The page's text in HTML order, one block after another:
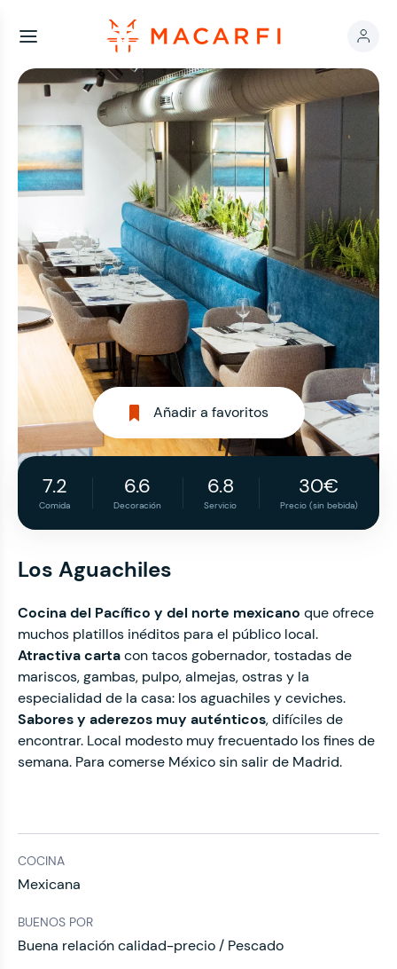
Añadir a favoritos
7.2
Comida
6.6
Decoración
6.8
Servicio
30€
Precio (sin bebida)
Los Aguachiles
Cocina del Pacífico y del norte mexicano que ofrece
muchos platillos inéditos para el público local.
Atractiva cartacon tacos gobernador, tostadas de
mariscos, gambas, pulpo, almejas, ostras y la
especialidad de la casa: los aguachiles y ceviches.
Sabores y aderezos muy auténticos, difíciles de
encontrar. Local modesto muy frecuentado los fines de
semana. Para comerse México sin salir de Madrid.
COCINA
Mexicana
BUENOS POR
Buena relación calidad-precio / Pescado